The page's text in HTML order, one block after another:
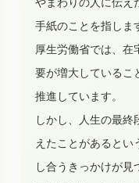
手紙のことを指しま
厚生労働省では、在
要が増大しているこ
推進しています。
しかし、人生の最
えたことがあるとい
し合うきっかけが見